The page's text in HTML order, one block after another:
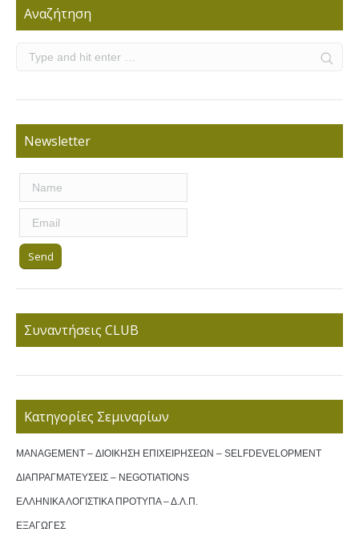
Αναζήτηση
Newsletter
Συναντήσεις CLUB
Κατηγορίες Σεμιναρίων
MANAGEMENT – ΔΙΟΙΚΗΣΗ ΕΠΙΧΕΙΡΗΣΕΩΝ – SELFDEVELOPMENT
ΔΙΑΠΡΑΓΜΑΤΕΥΣΕΙΣ – NEGOTIATIONS
ΕΛΛΗΝΙΚΑ ΛΟΓΙΣΤΙΚΑ ΠΡΟΤΥΠΑ – Δ.Λ.Π.
ΕΞΑΓΩΓΕΣ